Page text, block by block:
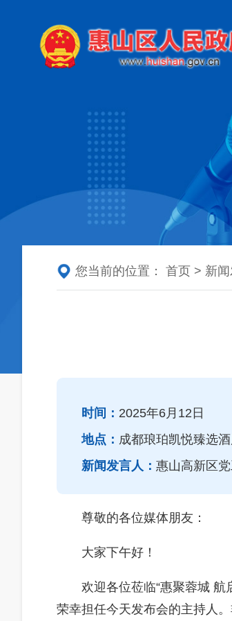
您当前的位置： 首页 > 新
时间： 2025年6月12日
地点： 成都琅珀凯悦臻选
新闻发言人： 惠山高新区
尊敬的各位媒体朋友：
大家下午好！
欢迎各位莅临“惠聚蓉城 航启
荣幸担任今天发布会的主持人